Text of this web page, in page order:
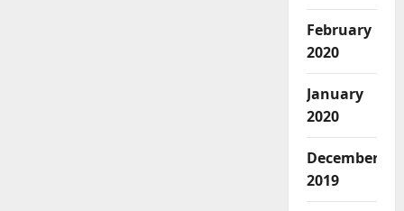
February
2020
January
2020
December
2019